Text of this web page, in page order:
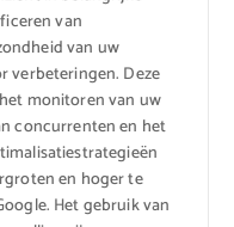
van
van uw
verbeteringen. Deze
monitoren van uw
concurrenten en het
en hoger te
Het gebruik van